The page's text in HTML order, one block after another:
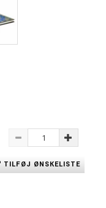
TILFØJ ØNSKELISTE